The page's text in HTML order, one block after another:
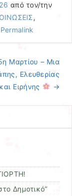
από τον/την
,
Permalink
Μαρτίου – Μια
Ελευθερίας
και Ειρήνης
→
Δημοτικό”